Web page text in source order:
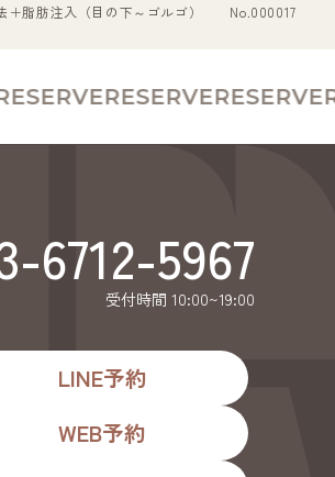
＋脂肪注入（目の下～ゴルゴ） No.000017
RESERVERESERVE
6712-5967
受付時間 10:00~19:00
LINE予約
WEB予約